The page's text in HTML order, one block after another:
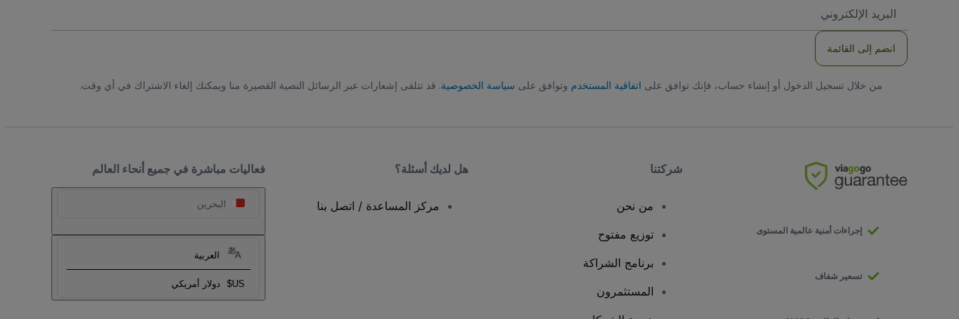
الاكتروني
انضم إلى القائمة
من خلال تسجيل الدخول أو إنشاء حساب، فإنك توافق على اتفاقية المستخدم وتوافق على سياسة الخصوصية. قد تتلقى إشعارات عبر الرسائل النصية القصيرة منا ويمكنك إلغاء الاشتراك في أي وقت.
فعاليات مباشرة في جميع أنحاء العالم
البحرين
العربية
US$ دولار أمريكي
إجراءات أمنية عالمية المستوى
تسعير شفاف
شركتنا
من نحن
توزيع مفتوح
برنامج الشراكة
المستثمرون
هل لديك أسئلة؟
مركز المساعدة / اتصل بنا